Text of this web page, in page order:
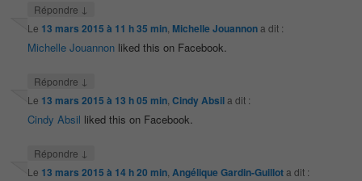
Répondre ↓
Le 13 mars 2015 à 11 h 35 min Michelle Jouannona dit :
Michelle Jouannon liked this on Facebook.
Répondre ↓
Le 13 mars 2015 à 13 h 05 min ,Cindy Absila dit :
Cindy Absil liked this on Facebook.
Répondre ↓
Le 13 mars 2015 à 14 h 20 min Angélique Gardin-Guillota dit :